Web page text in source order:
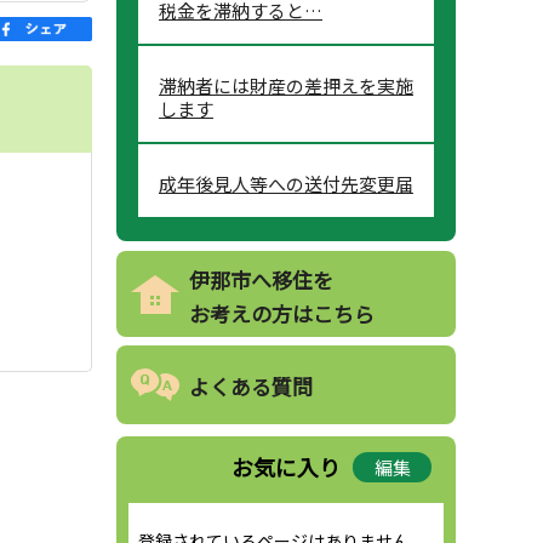
税金を滞納すると…
滞納者には財産の差押えを実施
します
成年後見人等への送付先変更届
伊那市へ移住を
お考えの方はこちら
よくある質問
お気に入り 編集